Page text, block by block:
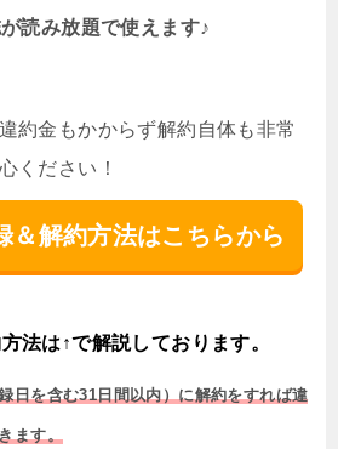
読み放題で使えます♪
約金もかからず解約自体も非常
ください！
＆解約方法はこちらから
法は↑で解説しております。
日を含む31日間以内）に解約をすれば違
ます。